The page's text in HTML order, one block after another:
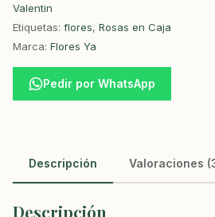
Valentin
Etiquetas: flores, Rosas en Caja
Marca: Flores Ya
Pedir por WhatsApp
Descripción Valoraciones
Descripción